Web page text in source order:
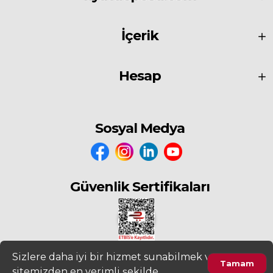
İçerik
Hesap
Sosyal Medya
Güvenlik Sertifikaları
Tamam
Sizlere daha iyi bir hizmet sunabilmek ve